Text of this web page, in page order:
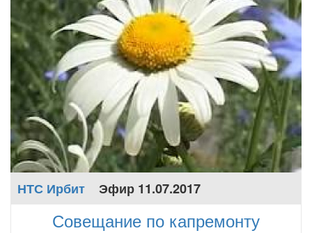
НТС Ирбит Эфир 11.07.2017
Совещание по капремонту